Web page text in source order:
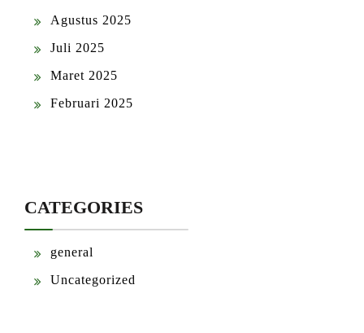
Agustus 2025
Juli 2025
Maret 2025
Februari 2025
CATEGORIES
general
Uncategorized